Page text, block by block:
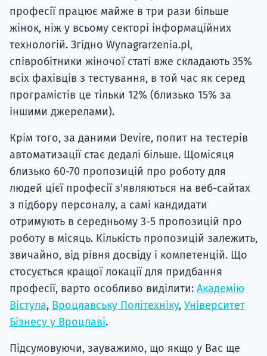
професії працює майже в три рази більше
жінок, ніж у всьому секторі інформаційних
технологій. Згідно Wynagrarzenia.pl,
співробітники жіночої статі вже складають 35%
всіх фахівців з тестування, в той час як серед
програмістів це тільки 12% (близько 15% за
іншими джерелами).
Крім того, за даними Devire, попит на тестерів
автоматизації стає дедалі більше. Щомісяця
близько 60-70 пропозицій про роботу для
людей цієї професії з'являються на веб-сайтах
з підбору персоналу, а самі кандидати
отримують в середньому 3-5 пропозицій про
роботу в місяць. Кількість пропозицій залежить,
звичайно, від рівня досвіду і компетенцій. Що
стосується кращої локації для придбання
професії, варто особливо виділити: Академію
Вістула, Вроцлавську Політехніку, Університет
Бізнесу у Вроцлаві.
Підсумовуючи, зауважимо, що якщо у Вас ще